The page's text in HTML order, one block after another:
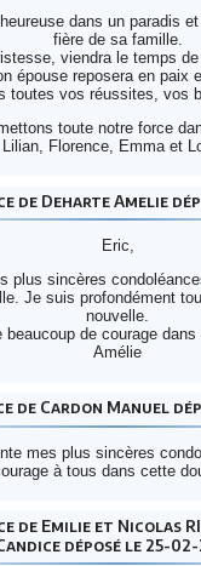
dans un paradis
fière de sa famille.
viendra le temps
épouse reposera en paix
toutes vos réussites, vos
toute notre force
Lilian, Florence, Emma et
de Deharte Amelie
Eric,
plus sincères
Je suis profondément
nouvelle.
de courage
Amélie
de Cardon Manuel
mes plus sincères
à tous dans cette
de Emilie et Nicolas
déposé le 25-